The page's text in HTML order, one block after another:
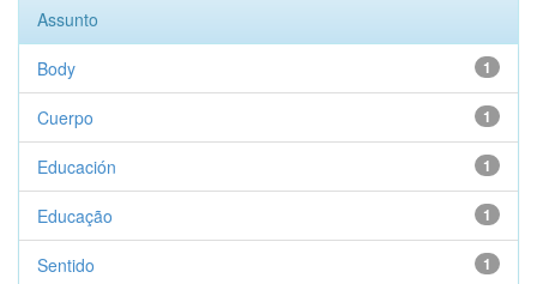
Assunto
1
Body
1
Cuerpo
1
Educación
1
Educação
1
Sentido